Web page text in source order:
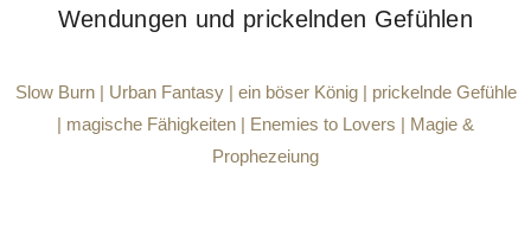
Wendungen und prickelnden Gefühlen
Slow Burn | Urban Fantasy | ein böser König | prickelnde Gefühle
| magische Fähigkeiten | Enemies to Lovers | Magie &
Prophezeiung